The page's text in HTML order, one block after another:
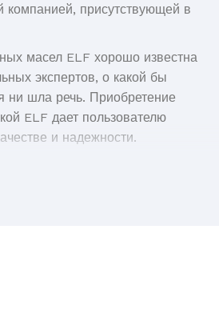
присутствующей в
масел ELF хорошо известна
экспертов, о какой бы
ни шла речь. Приобретение
ELF дает пользователю
и надежности.
За плечами марки